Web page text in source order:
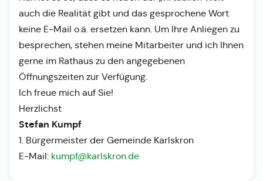
auch die Realität gibt und das gesprochene Wort
keine E-Mail o.ä. ersetzen kann. Um Ihre Anliegen zu
besprechen, stehen meine Mitarbeiter und ich Ihnen
gerne im Rathaus zu den angegebenen
Öffnungszeiten zur Verfügung.
Ich freue mich auf Sie!
Herzlichst
Stefan Kumpf
1. Bürgermeister der Gemeinde Karlskron
E-Mail: kumpf@karlskron.de